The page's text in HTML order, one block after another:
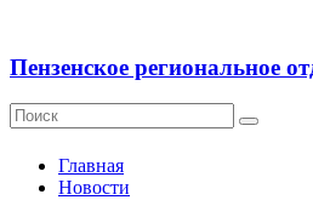
Пензенское региональное
Главная
Новости